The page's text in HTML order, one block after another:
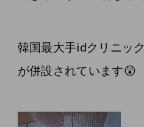
韓国最大手idクリニッ
が併設されています😲